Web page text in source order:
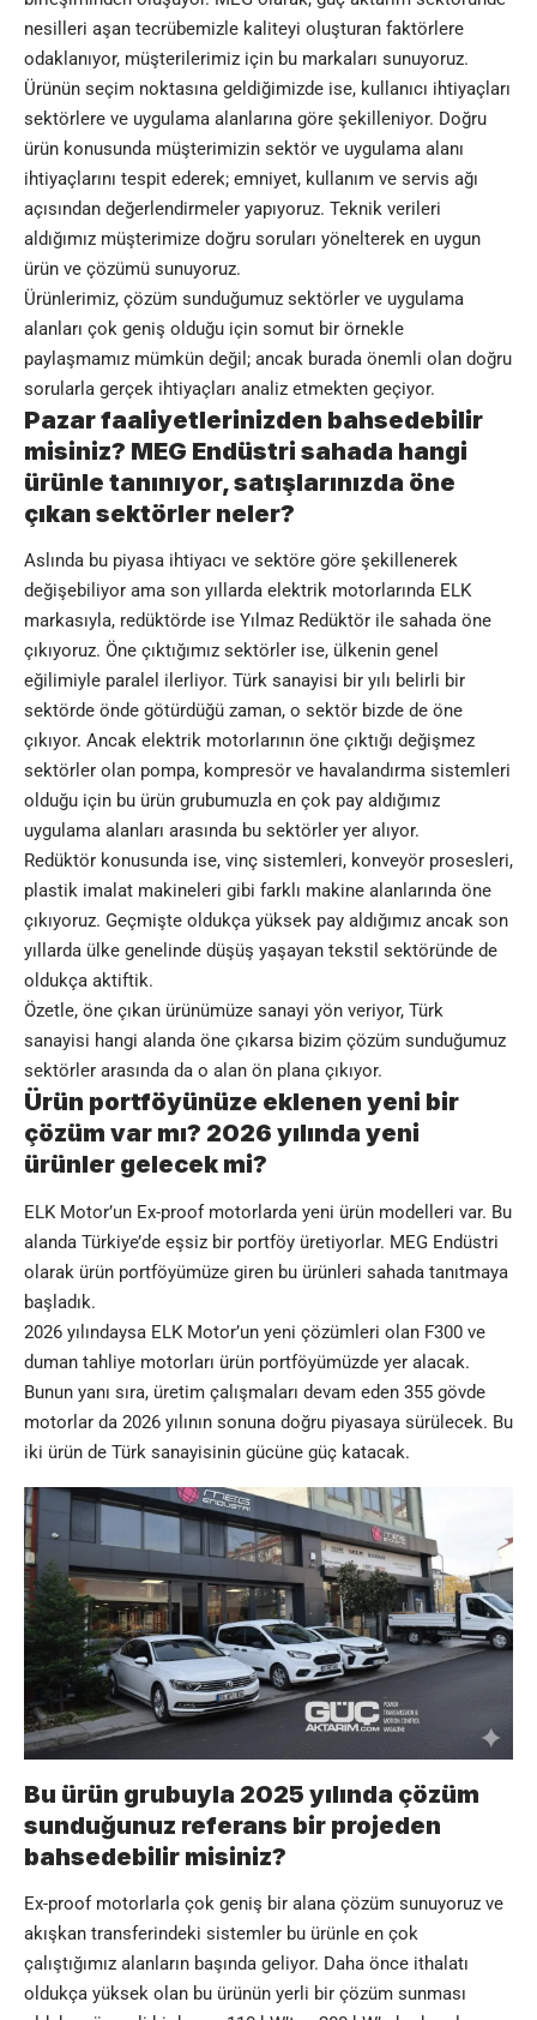
nesilleri aşan tecrübemizle kaliteyi oluşturan faktörlere
odaklanıyor, müşterilerimiz için bu markaları sunuyoruz.
Ürünün seçim noktasına geldiğimizde ise, kullanıcı ihtiyaçları
sektörlere ve uygulama alanlarına göre şekilleniyor. Doğru
ürün konusunda müşterimizin sektör ve uygulama alanı
ihtiyaçlarını tespit ederek; emniyet, kullanım ve servis ağı
açısından değerlendirmeler yapıyoruz. Teknik verileri
aldığımız müşterimize doğru soruları yönelterek en uygun
ürün ve çözümü sunuyoruz.
Ürünlerimiz, çözüm sunduğumuz sektörler ve uygulama
alanları çok geniş olduğu için somut bir örnekle
paylaşmamız mümkün değil; ancak burada önemli olan doğru
sorularla gerçek ihtiyaçları analiz etmekten geçiyor.
Pazar faaliyetlerinizden bahsedebilir
misiniz? MEG Endüstri sahada hangi
ürünle tanınıyor, satışlarınızda öne
çıkan sektörler neler?
Aslında bu piyasa ihtiyacı ve sektöre göre şekillenerek
değişebiliyor ama son yıllarda elektrik motorlarında ELK
markasıyla, redüktörde ise Yılmaz Redüktör ile sahada öne
çıkıyoruz. Öne çıktığımız sektörler ise, ülkenin genel
eğilimiyle paralel ilerliyor. Türk sanayisi bir yılı belirli bir
sektörde önde götürdüğü zaman, o sektör bizde de öne
çıkıyor. Ancak elektrik motorlarının öne çıktığı değişmez
sektörler olan pompa, kompresör ve havalandırma sistemleri
olduğu için bu ürün grubumuzla en çok pay aldığımız
uygulama alanları arasında bu sektörler yer alıyor.
Redüktör konusunda ise, vinç sistemleri, konveyör prosesleri,
plastik imalat makineleri gibi farklı makine alanlarında öne
çıkıyoruz. Geçmişte oldukça yüksek pay aldığımız ancak son
yıllarda ülke genelinde düşüş yaşayan tekstil sektöründe de
oldukça aktiftik.
Özetle, öne çıkan ürünümüze sanayi yön veriyor, Türk
sanayisi hangi alanda öne çıkarsa bizim çözüm sunduğumuz
sektörler arasında da o alan ön plana çıkıyor.
Ürün portföyünüze eklenen yeni bir
çözüm var mı? 2026 yılında yeni
ürünler gelecek mi?
ELK Motor’un Ex-proof motorlarda yeni ürün modelleri var. Bu
alanda Türkiye’de eşsiz bir portföy üretiyorlar. MEG Endüstri
olarak ürün portföyümüze giren bu ürünleri sahada tanıtmaya
başladık.
2026 yılındaysa ELK Motor’un yeni çözümleri olan F300 ve
duman tahliye motorları ürün portföyümüzde yer alacak.
Bunun yanı sıra, üretim çalışmaları devam eden 355 gövde
motorlar da 2026 yılının sonuna doğru piyasaya sürülecek. Bu
iki ürün de Türk sanayisinin gücüne güç katacak.
Bu ürün grubuyla 2025 yılında çözüm
sunduğunuz referans bir projeden
bahsedebilir misiniz?
Ex-proof motorlarla çok geniş bir alana çözüm sunuyoruz ve
akışkan transferindeki sistemler bu ürünle en çok
çalıştığımız alanların başında geliyor. Daha önce ithalatı
oldukça yüksek olan bu ürünün yerli bir çözüm sunması